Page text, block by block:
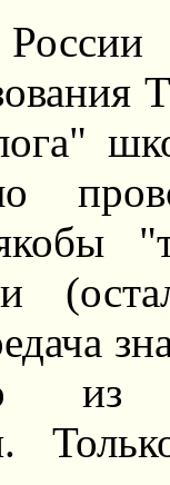
из